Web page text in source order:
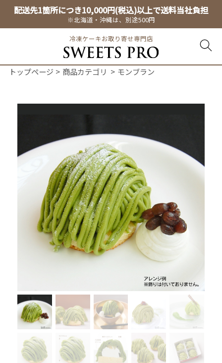
配送先1箇所につき10,000円(税込)以上で送料当社負担
※北海道・沖縄は、別途500円
冷凍ケーキお取り寄せ専門店
トップページ 商品カテゴリ モンブラン